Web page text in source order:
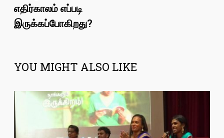
எதிர்காலம் எப்படி
இருக்கப்போகிறது?
YOU MIGHT ALSO LIKE